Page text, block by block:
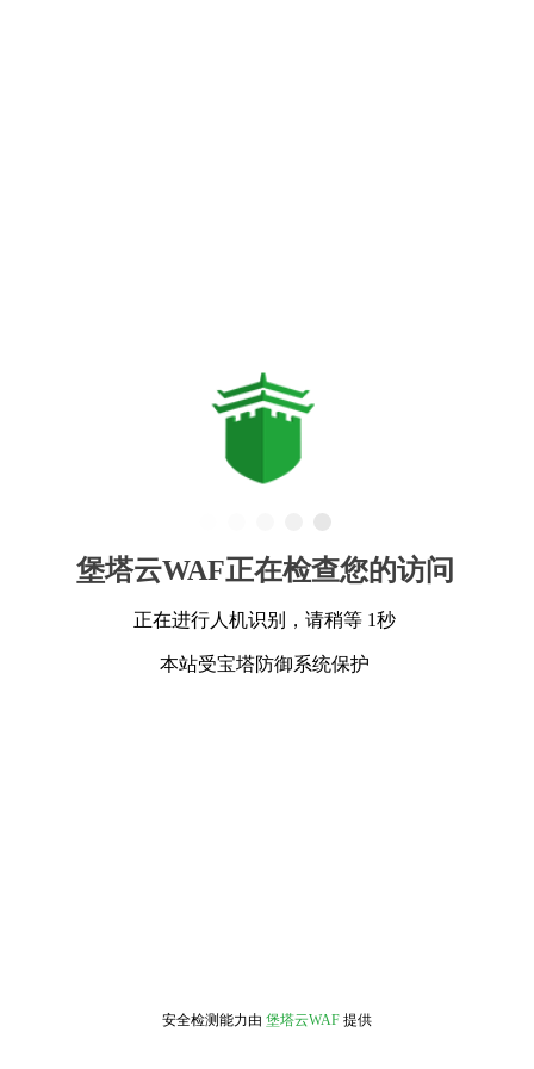
堡塔云WAF正在检查您的访问
正在进行人机识别，请稍等 1秒
本站受宝塔防御系统保护
安全检测能力由 堡塔云WAF 提供